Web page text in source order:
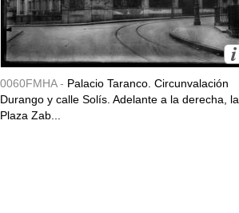
0060FMHA - Palacio Taranco. Circunvalación
Durango y calle Solís. Adelante a la derecha, la
Plaza Zab...